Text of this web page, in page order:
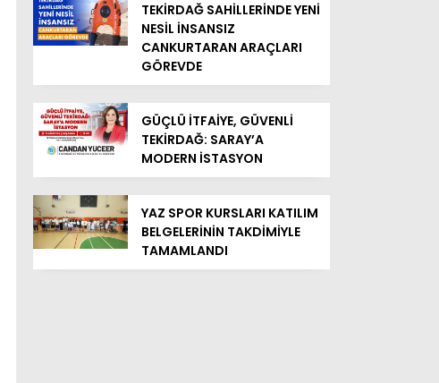
TEKİRDAĞ SAHİLLERİNDE YENİ
NESİL İNSANSIZ
CANKURTARAN ARAÇLARI
GÖREVDE
GÜÇLÜ İTFAİYE, GÜVENLİ
TEKİRDAĞ: SARAY’A
MODERN İSTASYON
YAZ SPOR KURSLARI KATILIM
BELGELERİNİN TAKDİMİYLE
TAMAMLANDI